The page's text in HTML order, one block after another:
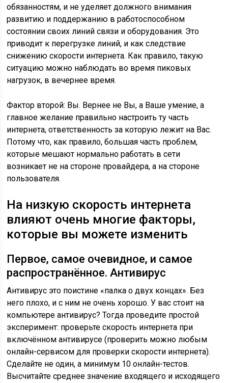
обязанностям, и не уделяет должного внимания
развитию и поддержанию в работоспособном
состоянии своих линий связи и оборудования. Это
приводит к перегрузке линий, и как следствие
снижению скорости интернета. Как правило, такую
ситуацию можно наблюдать во время пиковых
нагрузок, в вечернее время.
Фактор второй: Вы. Вернее не Вы, а Ваше умение, а
главное желание правильно настроить ту часть
интернета, ответственность за которую лежит на Вас.
Потому что, как правило, большая часть проблем,
которые мешают нормально работать в сети
возникает не на стороне провайдера, а на стороне
пользователя.
На низкую скорость интернета
влияют очень многие факторы,
которые вы можете изменить
Первое, самое очевидное, и самое
распространённое. Антивирус
Антивирус это поистине «палка о двух концах». Без
него плохо, и с ним не очень хорошо. У вас стоит на
компьютере антивирус? Тогда проведите простой
эксперимент: проверьте скорость интернета при
включённом антивирусе (проверить можно любым
онлайн-сервисом для проверки скорости интернета).
Сделайте не один, а минимум 10 онлайн-тестов.
Высчитайте среднее значение входящего и исходящего